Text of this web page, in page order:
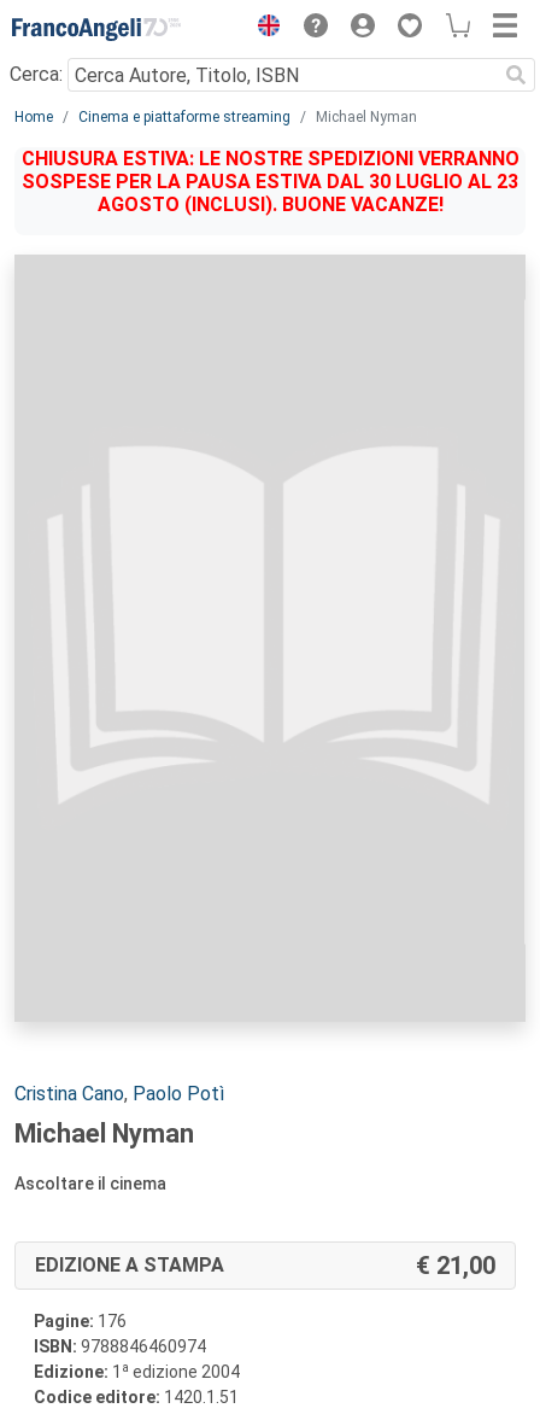
Menu
Cerca:
Main content
Home Cinema e piattaforme streaming Michael Nyman
CHIUSURA ESTIVA: LE NOSTRE SPEDIZIONI VERRANNO
SOSPESE PER LA PAUSA ESTIVA DAL 30 LUGLIO AL 23
AGOSTO (INCLUSI). BUONE VACANZE!
Autori:
Cristina Cano, Paolo Potì
Michael Nyman
Ascoltare il cinema
EDIZIONE A STAMPA 21,00
Pagine: 176
ISBN: 9788846460974
Edizione: 1 a edizione 2004
Codice editore: 1420.1.51